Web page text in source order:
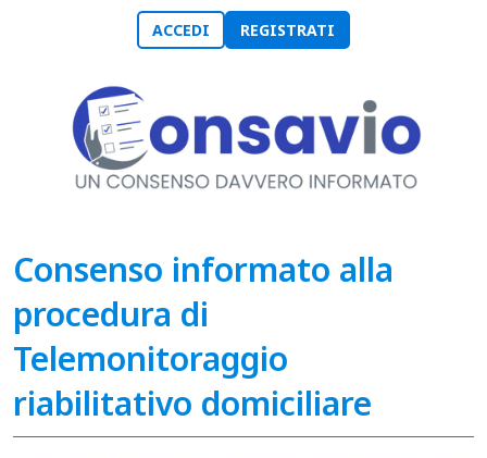
ACCEDI REGISTRATI
Consenso informato alla
procedura di
Telemonitoraggio
riabilitativo domiciliare